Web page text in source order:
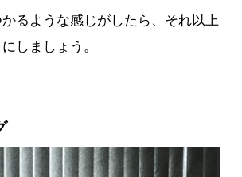
るような感じがしたら、それ以上
しましょう。